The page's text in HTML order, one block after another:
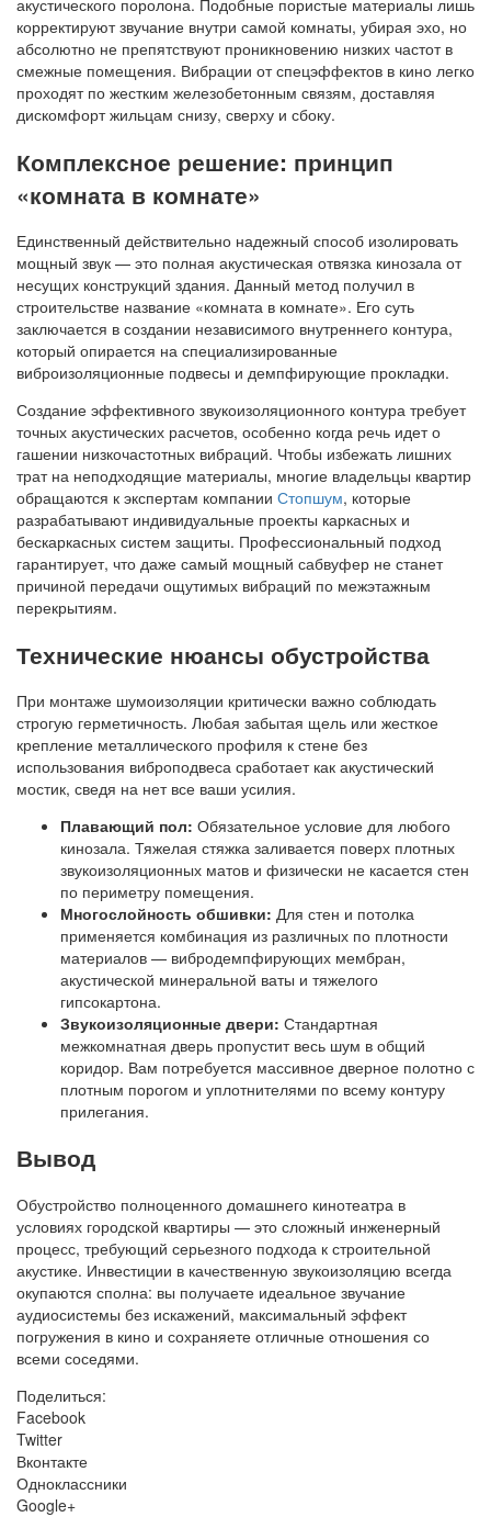
акустического поролона. Подобные пористые материалы лишь
корректируют звучание внутри самой комнаты, убирая эхо, но
абсолютно не препятствуют проникновению низких частот в
смежные помещения. Вибрации от спецэффектов в кино легко
проходят по жестким железобетонным связям, доставляя
дискомфорт жильцам снизу, сверху и сбоку.
Комплексное решение: принцип
«комната в комнате»
Единственный действительно надежный способ изолировать
мощный звук — это полная акустическая отвязка кинозала от
несущих конструкций здания. Данный метод получил в
строительстве название «комната в комнате». Его суть
заключается в создании независимого внутреннего контура,
который опирается на специализированные
виброизоляционные подвесы и демпфирующие прокладки.
Создание эффективного звукоизоляционного контура требует
точных акустических расчетов, особенно когда речь идет о
гашении низкочастотных вибраций. Чтобы избежать лишних
трат на неподходящие материалы, многие владельцы квартир
обращаются к экспертам компании Стопшум, которые
разрабатывают индивидуальные проекты каркасных и
бескаркасных систем защиты. Профессиональный подход
гарантирует, что даже самый мощный сабвуфер не станет
причиной передачи ощутимых вибраций по межэтажным
перекрытиям.
Технические нюансы обустройства
При монтаже шумоизоляции критически важно соблюдать
строгую герметичность. Любая забытая щель или жесткое
крепление металлического профиля к стене без
использования виброподвеса сработает как акустический
мостик, сведя на нет все ваши усилия.
Плавающий пол: Обязательное условие для любого
кинозала. Тяжелая стяжка заливается поверх плотных
звукоизоляционных матов и физически не касается стен
по периметру помещения.
Многослойность обшивки: Для стен и потолка
применяется комбинация из различных по плотности
материалов — вибродемпфирующих мембран,
акустической минеральной ваты и тяжелого
гипсокартона.
Звукоизоляционные двери: Стандартная
межкомнатная дверь пропустит весь шум в общий
коридор. Вам потребуется массивное дверное полотно с
плотным порогом и уплотнителями по всему контуру
прилегания.
Вывод
Обустройство полноценного домашнего кинотеатра в
условиях городской квартиры — это сложный инженерный
процесс, требующий серьезного подхода к строительной
акустике. Инвестиции в качественную звукоизоляцию всегда
окупаются сполна: вы получаете идеальное звучание
аудиосистемы без искажений, максимальный эффект
погружения в кино и сохраняете отличные отношения со
всеми соседями.
Поделиться:
Facebook
Twitter
Вконтакте
Одноклассники
Google+